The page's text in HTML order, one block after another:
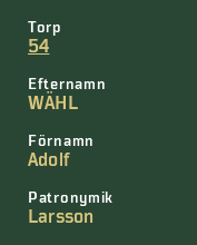
Torp
54
Efternamn
WÄHL
Förnamn
Adolf
Patronymik
Larsson